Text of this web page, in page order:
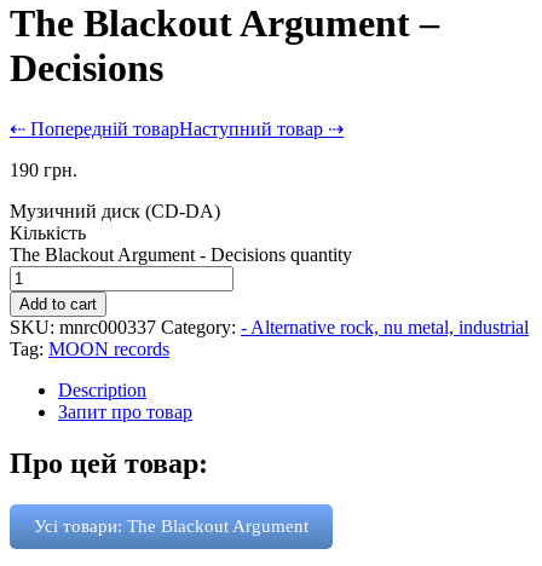
The Blackout Argument –
Decisions
⇠ Попередній товарНаступний товар ⇢
190 грн.
Музичний диск (CD-DA)
Кількість
The Blackout Argument - Decisions quantity
Add to cart
SKU: mnrc000337 Category: - Alternative rock, nu metal, industrial
Tag: MOON records
Description
Запит про товар
Про цей товар:
Усі товари: The Blackout Argument